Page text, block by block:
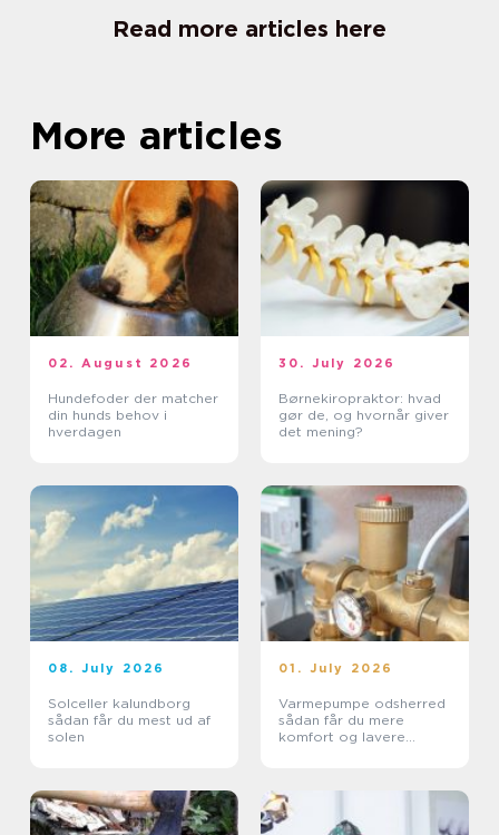
Read more articles here
More articles
02. August 2026
Hundefoder der matcher
din hunds behov i
hverdagen
30. July 2026
Børnekiropraktor: hvad
gør de, og hvornår giver
det mening?
08. July 2026
Solceller kalundborg
sådan får du mest ud af
solen
01. July 2026
Varmepumpe odsherred
sådan får du mere
komfort og lavere